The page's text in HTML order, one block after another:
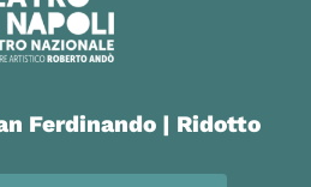
Ferdinando | Ridotto